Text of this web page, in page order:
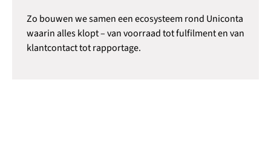
Zo bouwen we samen een ecosysteem rond Uniconta
waarin alles klopt – van voorraad tot fulfilment en van
klantcontact tot rapportage.